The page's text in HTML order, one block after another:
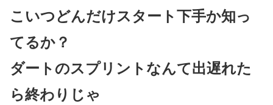
こいつどんだけスタート下手か知っ
てるか？
ダートのスプリントなんて出遅れた
ら終わりじゃ